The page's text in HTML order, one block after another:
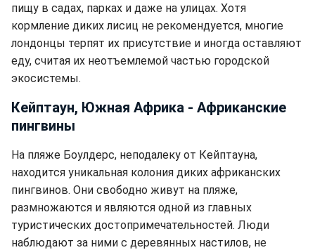
пищу в садах, парках и даже на улицах. Хотя
кормление диких лисиц не рекомендуется, многие
лондонцы терпят их присутствие и иногда оставляют
еду, считая их неотъемлемой частью городской
экосистемы.
Кейптаун, Южная Африка - Африканские
пингвины
На пляже Боулдерс, неподалеку от Кейптауна,
находится уникальная колония диких африканских
пингвинов. Они свободно живут на пляже,
размножаются и являются одной из главных
туристических достопримечательностей. Люди
наблюдают за ними с деревянных настилов, не